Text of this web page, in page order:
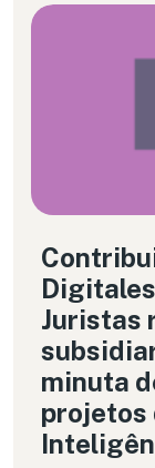
Juristas
minuta
projetos